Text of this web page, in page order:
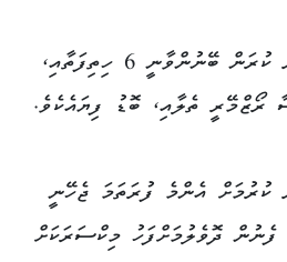
މި މާސްކު ތައްޔާރު ކުރަން ބޭނުންވާނީ 6 ހިތިފަތާއި،
އެންމެ ފުރަތަމަ ޖެހޭނީ
ފެނުން ދޮވެލުމަށްފަހު މިކްސަރަކަށް